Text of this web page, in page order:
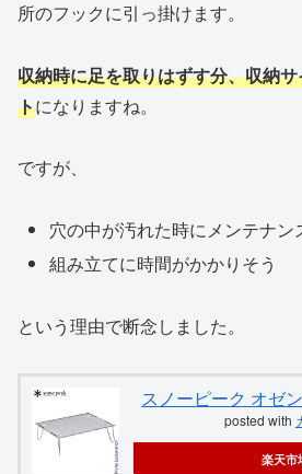
所のフックに引っ掛けます。
収納時に足を取りはずす分、収納
トになりますね。
ですが、
穴の中が汚れた時にメンテナン
組み立てに時間がかかりそう
という理由で断念しました。
スノーピーク オゼ
posted with
楽天市